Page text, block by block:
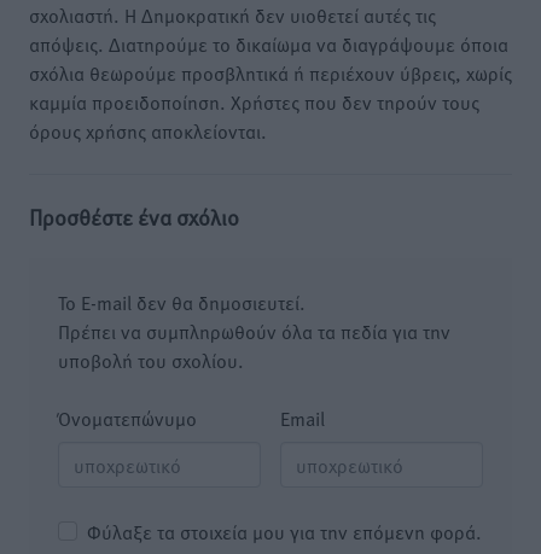
σχολιαστή. Η Δημοκρατική δεν υιοθετεί αυτές τις
απόψεις. Διατηρούμε το δικαίωμα να διαγράψουμε όποια
σχόλια θεωρούμε προσβλητικά ή περιέχουν ύβρεις, χωρίς
καμμία προειδοποίηση. Χρήστες που δεν τηρούν τους
όρους χρήσης αποκλείονται.
Προσθέστε ένα σχόλιο
Το E-mail δεν θα δημοσιευτεί.
Πρέπει να συμπληρωθούν όλα τα πεδία για την
υποβολή του σχολίου.
Όνοματεπώνυμο Email
Φύλαξε τα στοιχεία μου για την επόμενη φορά.